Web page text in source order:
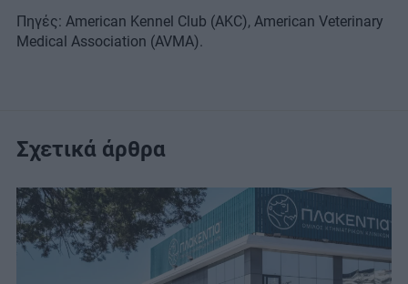
Πηγές: American Kennel Club (AKC), American Veterinary
Medical Association (AVMA).
Σχετικά άρθρα